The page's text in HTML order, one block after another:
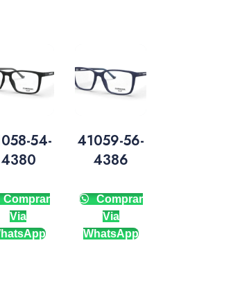
54-
4380
Comprar
Via
41059-56-
4386
Comprar
Via
WhatsApp